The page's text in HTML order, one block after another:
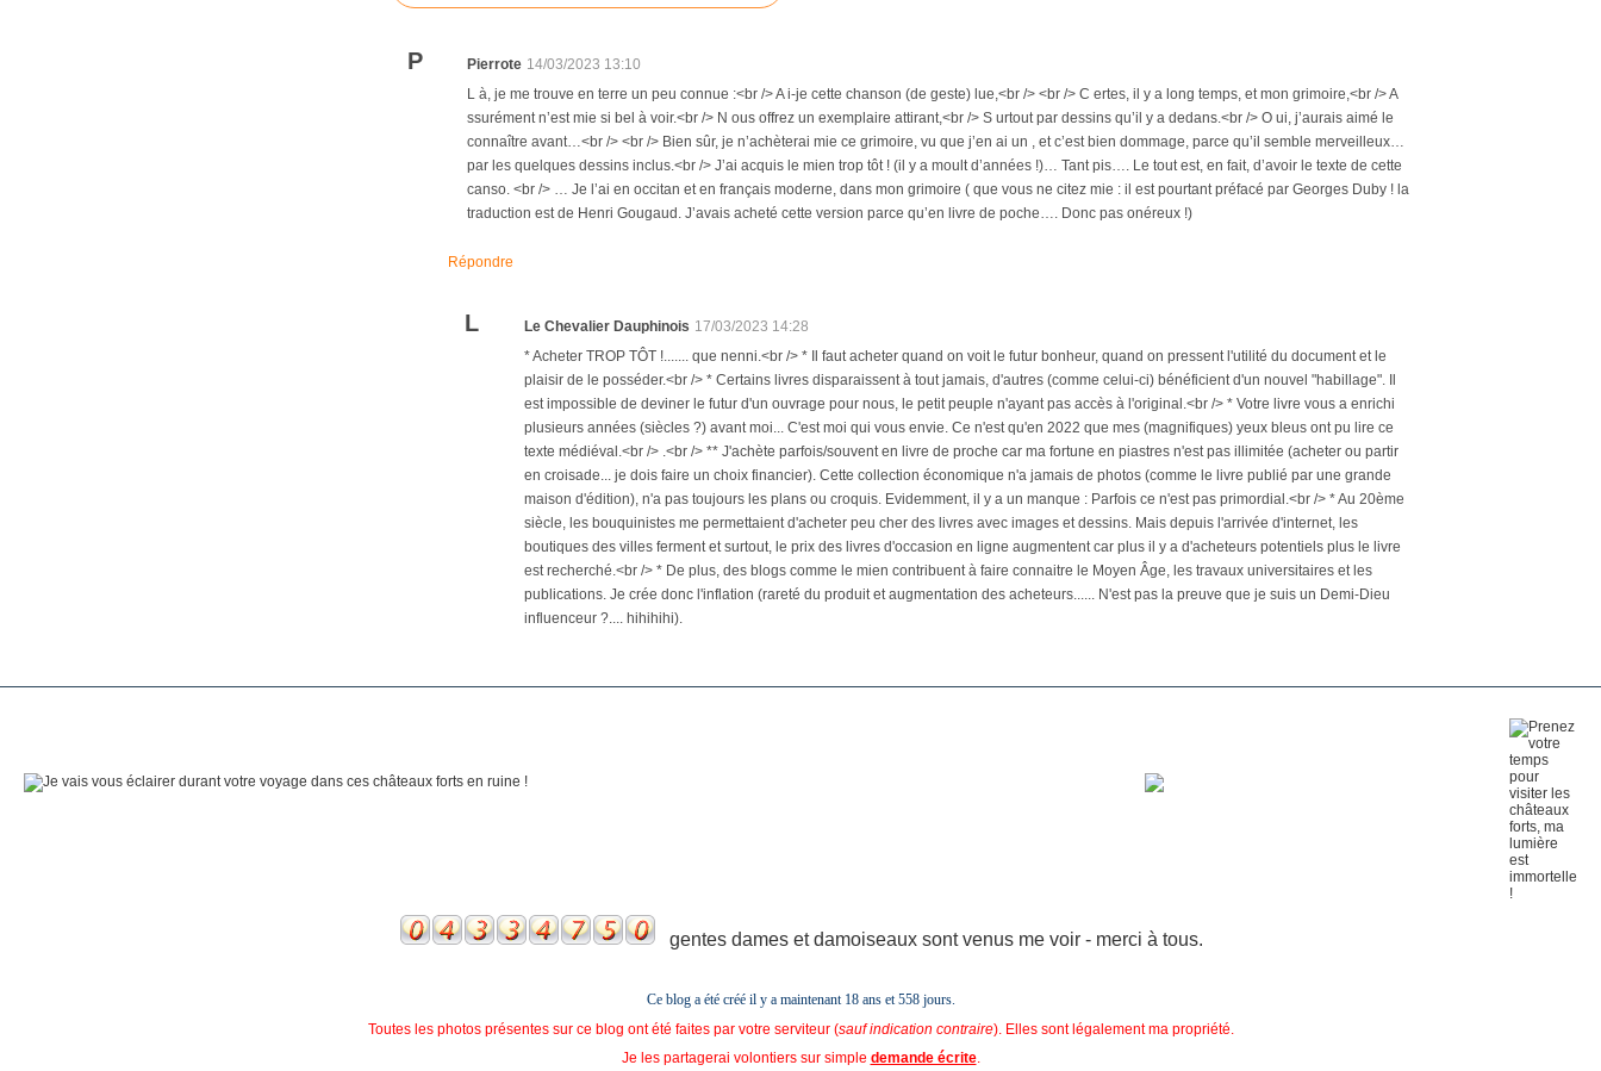
P Pierrote 14/03/2023 13:10
L à, je me trouve en terre un peu connue :<br /> A i-je cette chanson (de geste) lue,<br /> <br /> C ertes, il y a long temps, et mon grimoire,<br /> A
ssurément n’est mie si bel à voir.<br /> N ous offrez un exemplaire attirant,<br /> S urtout par dessins qu’il y a dedans.<br /> O ui, j’aurais aimé le
connaître avant…<br /> <br /> Bien sûr, je n’achèterai mie ce grimoire, vu que j’en ai un , et c’est bien dommage, parce qu’il semble merveilleux…
par les quelques dessins inclus.<br /> J’ai acquis le mien trop tôt ! (il y a moult d’années !)… Tant pis…. Le tout est, en fait, d’avoir le texte de cette
canso. <br /> … Je l’ai en occitan et en français moderne, dans mon grimoire ( que vous ne citez mie : il est pourtant préfacé par Georges Duby ! la
traduction est de Henri Gougaud. J’avais acheté cette version parce qu’en livre de poche…. Donc pas onéreux !)
Répondre
L Le Chevalier Dauphinois 17/03/2023 14:28
* Acheter TROP TÔT !....... que nenni.<br /> * Il faut acheter quand on voit le futur bonheur, quand on pressent l'utilité du document et le
plaisir de le posséder.<br /> * Certains livres disparaissent à tout jamais, d'autres (comme celui-ci) bénéficient d'un nouvel "habillage". Il
est impossible de deviner le futur d'un ouvrage pour nous, le petit peuple n'ayant pas accès à l'original.<br /> * Votre livre vous a enrichi
plusieurs années (siècles ?) avant moi... C'est moi qui vous envie. Ce n'est qu'en 2022 que mes (magnifiques) yeux bleus ont pu lire ce
texte médiéval.<br /> .<br /> ** J'achète parfois/souvent en livre de proche car ma fortune en piastres n'est pas illimitée (acheter ou partir
en croisade... je dois faire un choix financier). Cette collection économique n'a jamais de photos (comme le livre publié par une grande
maison d'édition), n'a pas toujours les plans ou croquis. Evidemment, il y a un manque : Parfois ce n'est pas primordial.<br /> * Au 20ème
siècle, les bouquinistes me permettaient d'acheter peu cher des livres avec images et dessins. Mais depuis l'arrivée d'internet, les
boutiques des villes ferment et surtout, le prix des livres d'occasion en ligne augmentent car plus il y a d'acheteurs potentiels plus le livre
est recherché.<br /> * De plus, des blogs comme le mien contribuent à faire connaitre le Moyen Âge, les travaux universitaires et les
publications. Je crée donc l'inflation (rareté du produit et augmentation des acheteurs...... N'est pas la preuve que je suis un Demi-Dieu
influenceur ?.... hihihihi).
gentes dames et damoiseaux sont venus me voir - merci à tous.
Ce blog a été créé il y a maintenant 18 ans et 558 jours.
Toutes les photos présentes sur ce blog ont été faites par votre serviteur (sauf indication contraire). Elles sont légalement ma propriété.
Je les partagerai volontiers sur simple demande écrite.